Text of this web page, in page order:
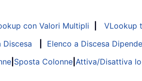
con Valori Multipli VLookup
Discesa Elenco a Discesa
Sposta Colonne Attiva/Disattiva